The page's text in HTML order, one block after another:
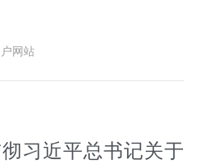
网站
习近平总书记关于